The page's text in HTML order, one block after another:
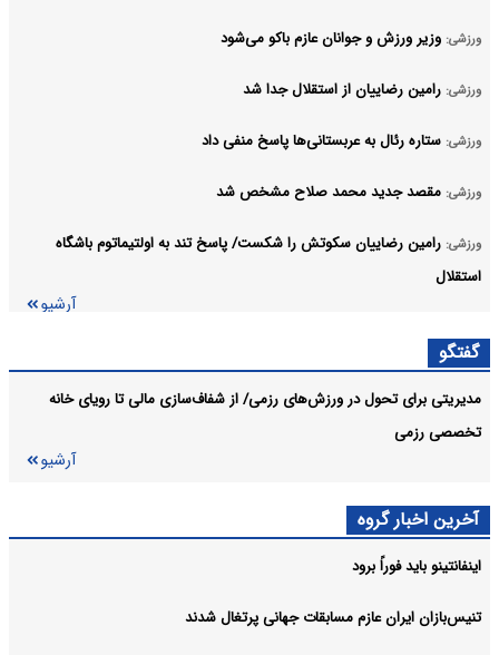
ورزشی: وزیر ورزش و جوانان عازم باکو می‌شود
ورزشی: رامین رضاییان از استقلال جدا شد
ورزشی: ستاره رئال به عربستانی‌ها پاسخ منفی داد
ورزشی: مقصد جدید محمد صلاح مشخص شد
ورزشی: رامین رضاییان سکوتش را شکست/ پاسخ تند به اولتیماتوم باشگاه
استقلال
آرشیو
گفتگو
مدیریتی برای تحول در ورزش‌های رزمی/ از شفاف‌سازی مالی تا رویای خانه
تخصصی رزمی
آرشیو
آخرین اخبار گروه
اینفانتینو باید فوراً برود
تنیس‌بازان ایران عازم مسابقات جهانی پرتغال شدند